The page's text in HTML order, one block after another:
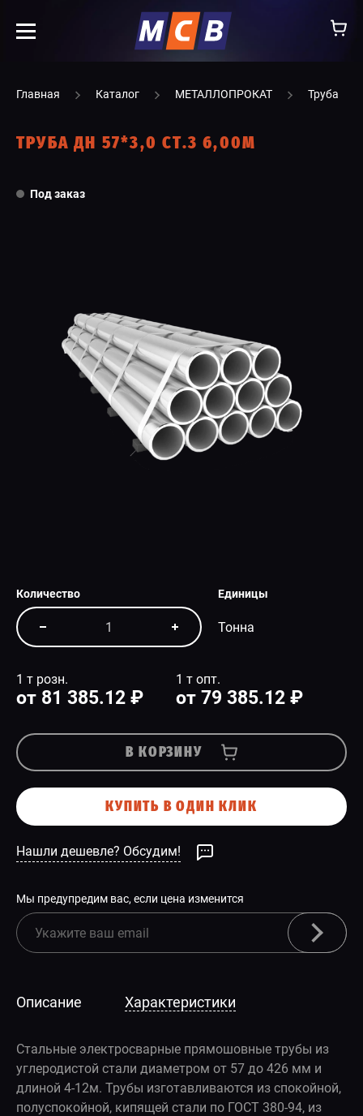
УСЛУГИ
КОНТАКТЫ
СПЕЦПРЕДЛОЖЕНИЕ
Главная Каталог МЕТАЛЛОПРОКАТ Труба
ТРУБА ДН 57*3,0 СТ.3 6,00М
Под заказ
Количество Единицы
Тонна
1 т розн.
от 81 385.12 ₽
1 т опт.
от 79 385.12 ₽
В КОРЗИНУ
КУПИТЬ В ОДИН КЛИК
Нашли дешевле? Обсудим!
Мы предупредим вас, если цена изменится
Описание Характеристики
Стальные электросварные прямошовные трубы из
углеродистой стали диаметром от 57 до 426 мм и
длиной 4-12м. Трубы изготавливаются из спокойной,
полуспокойной, кипящей стали по ГОСТ 380-94, из